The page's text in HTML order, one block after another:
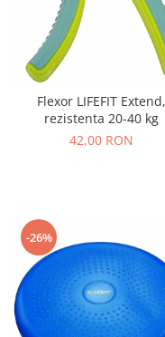
RECUPERARE SI INGRIJIRE
SEPCI /CACIULI /
BANDANE
CACIULI
MASTI/CAGULE
Flexor LIFEFIT Extend,
rezistenta 20-40 kg
42,00 RON
-26%